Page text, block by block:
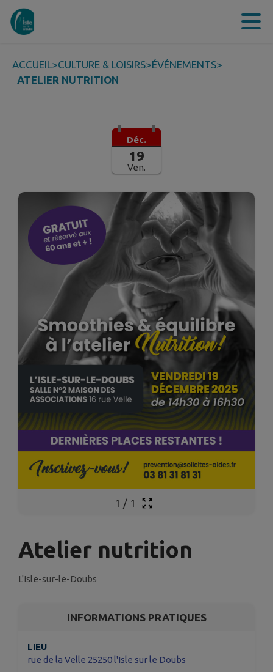
Contenu
ACCUEIL>CULTURE & LOISIRS>ÉVÉNEMENTS>
ATELIER NUTRITION
Déc.
19
Ven.
1 / 1
Atelier nutrition
L'Isle-sur-le-Doubs
INFORMATIONS PRATIQUES
LIEU
rue de la Velle 25250 l'Isle sur le Doubs